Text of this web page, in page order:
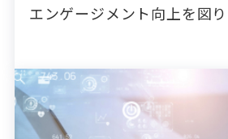
エンゲージメント向上を図り